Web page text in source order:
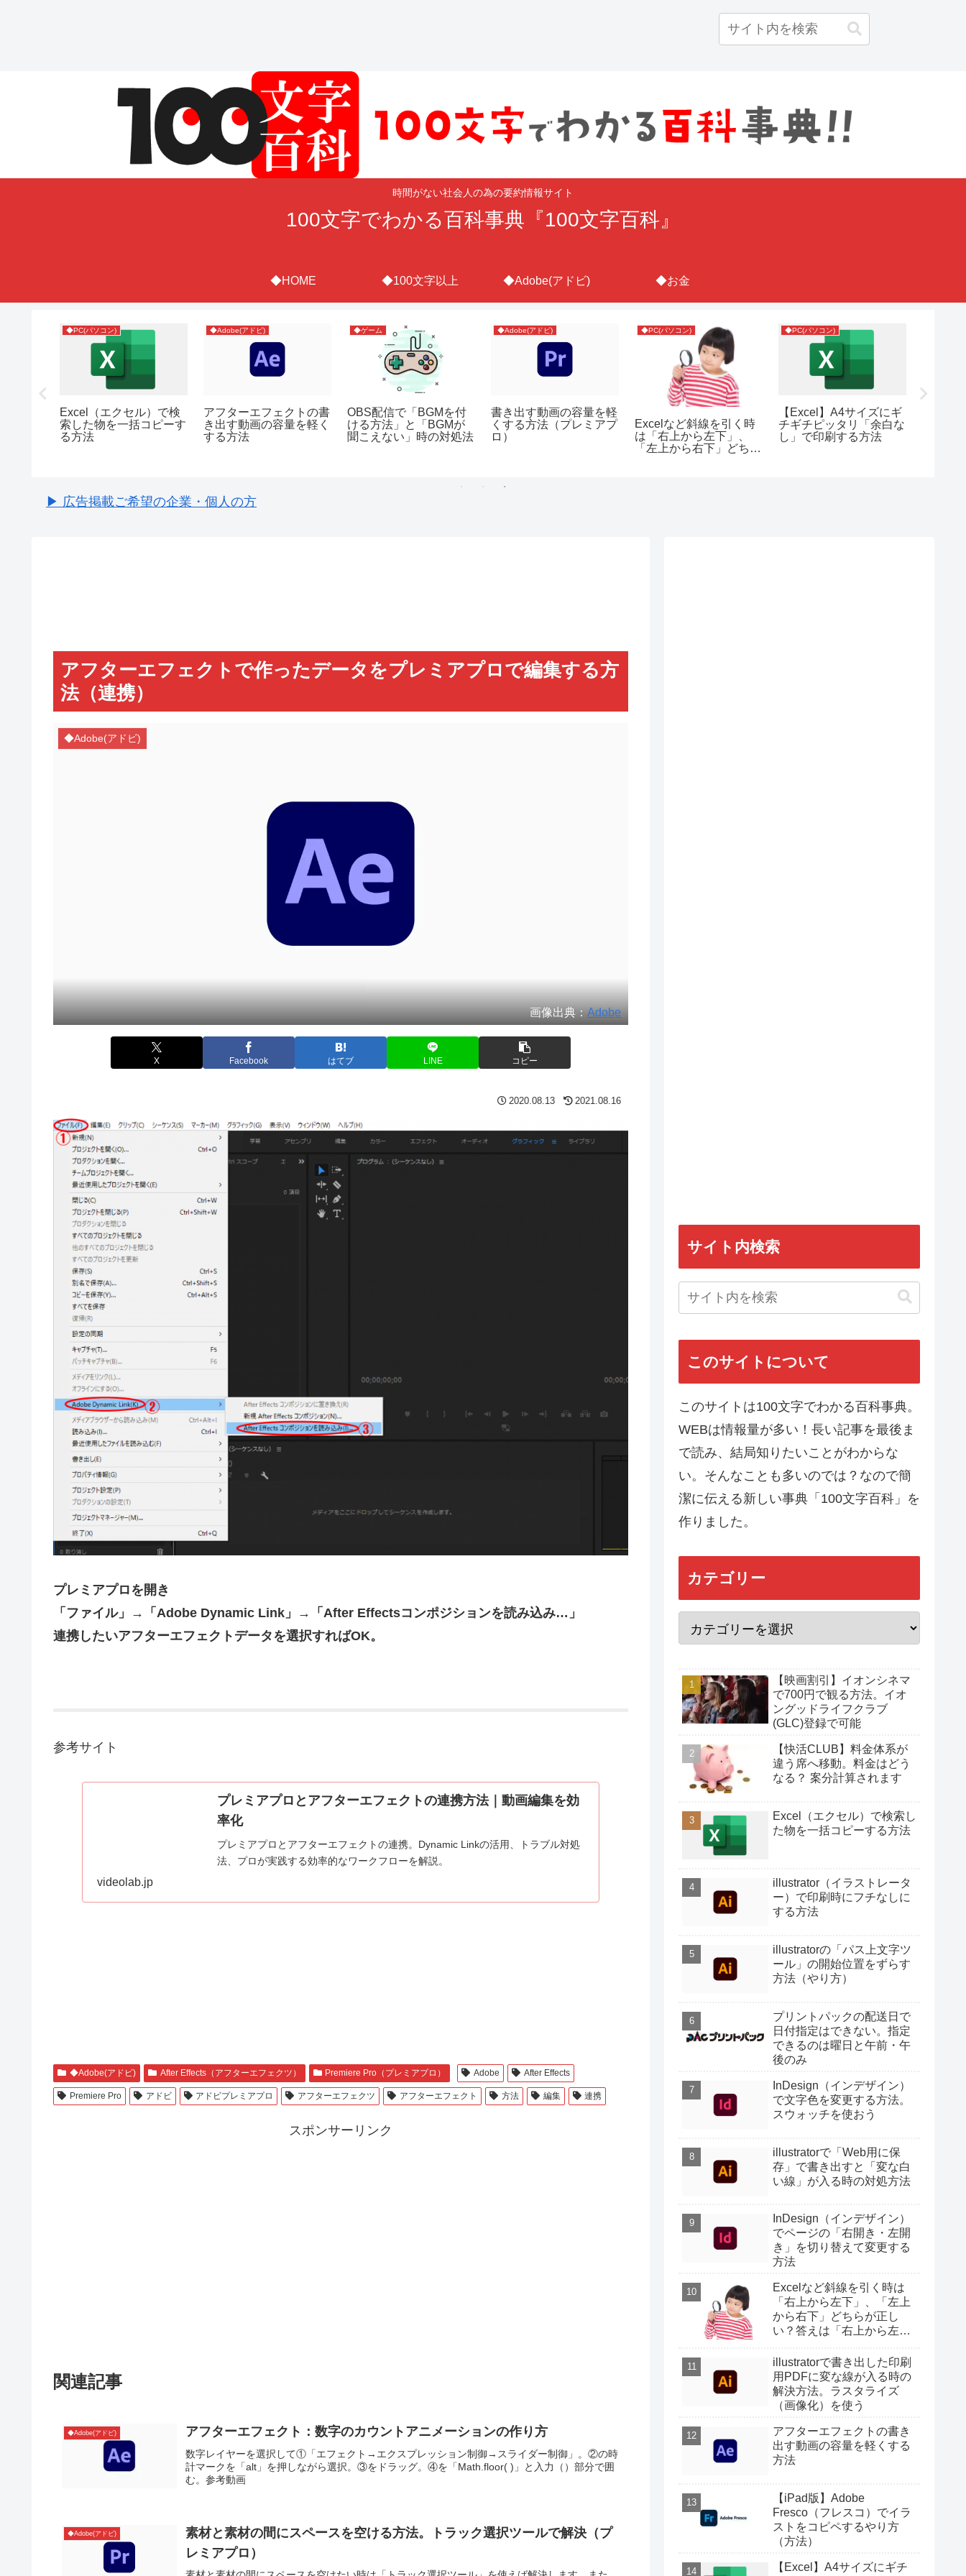
時間がない社会人の為の要約情報サイト
100文字でわかる百科事典『100文字百科』
◆HOME ◆100文字以上 ◆Adobe(アドビ) ◆お金
◆PC(パソコン)
Excel（エクセル）で検
索した物を一括コピーす
る方法
◆Adobe(アドビ)
アフターエフェクトの書
き出す動画の容量を軽く
する方法
◆ゲーム
OBS配信で「BGMを付
ける方法」と「BGMが
聞こえない」時の対処法
◆Adobe(アドビ)
書き出す動画の容量を軽
くする方法（プレミアプ
ロ）
◆PC(パソコン)
Excelなど斜線を引く時
は「右上から左下」、
「左上から右下」どちら
◆PC(パソコン)
【Excel】A4サイズにギ
チギチピッタリ「余白な
し」で印刷する方法
▶ 広告掲載ご希望の企業・個人の方
アフターエフェクトで作ったデータをプレミアプロで編集する方
法（連携）
◆Adobe(アドビ)
画像出典：Adobe
X Facebook はてブ LINE コピー
2020.08.13 2021.08.16
プレミアプロを開き
「ファイル」→「Adobe Dynamic Link」→「After Effectsコンポジションを読み込み…」
連携したいアフターエフェクトデータを選択すればOK。
参考サイト
プレミアプロとアフターエフェクトの連携方法｜動画編集を効
率化
プレミアプロとアフターエフェクトの連携。Dynamic Linkの活用、トラブル対処
法、プロが実践する効率的なワークフローを解説。
videolab.jp
◆Adobe(アドビ) After Effects（アフターエフェクツ） Premiere Pro（プレミアプロ） Adobe After Effects
Premiere Pro アドビ アドビプレミアプロ アフターエフェクツ アフターエフェクト 方法 編集 連携
スポンサーリンク
関連記事
◆Adobe(アドビ) アフターエフェクト：数字のカウントアニメーションの作り方
数字レイヤーを選択して①「エフェクト→エクスプレッション制御→スライダー制御」。②の時
計マークを「alt」を押しながら選択。③をドラッグ。④を「Math.floor( )」と入力（）部分で囲
む。参考動画
◆Adobe(アドビ)
素材と素材の間にスペースを空ける方法。トラック選択ツールで解決（プ
レミアプロ）
サイト内検索
このサイトについて
このサイトは100文字でわかる百科事典。
WEBは情報量が多い！長い記事を最後ま
で読み、結局知りたいことがわからな
い。そんなことも多いのでは？なので簡
潔に伝える新しい事典「100文字百科」を
作りました。
カテゴリー
【映画割引】イオンシネマ
で700円で観る方法。イオ
ングッドライフクラブ
(GLC)登録で可能
【快活CLUB】料金体系が
違う席へ移動。料金はどう
なる？ 案分計算されます
Excel（エクセル）で検索し
た物を一括コピーする方法
illustrator（イラストレータ
ー）で印刷時にフチなしに
する方法
illustratorの「パス上文字ツ
ール」の開始位置をずらす
方法（やり方）
プリントパックの配送日で
日付指定はできない。指定
できるのは曜日と午前・午
後のみ
InDesign（インデザイン）
で文字色を変更する方法。
スウォッチを使おう
illustratorで「Web用に保
存」で書き出すと「変な白
い線」が入る時の対処方法
InDesign（インデザイン）
でページの「右開き・左開
き」を切り替えて変更する
方法
Excelなど斜線を引く時は
「右上から左下」、「左上
から右下」どちらが正し
い？答えは「右上から左
illustratorで書き出した印刷
用PDFに変な線が入る時の
解決方法。ラスタライズ
（画像化）を使う
アフターエフェクトの書き
出す動画の容量を軽くする
方法
【iPad版】Adobe
Fresco（フレスコ）でイラ
ストをコピペするやり方
（方法）
【Excel】A4サイズにギチ